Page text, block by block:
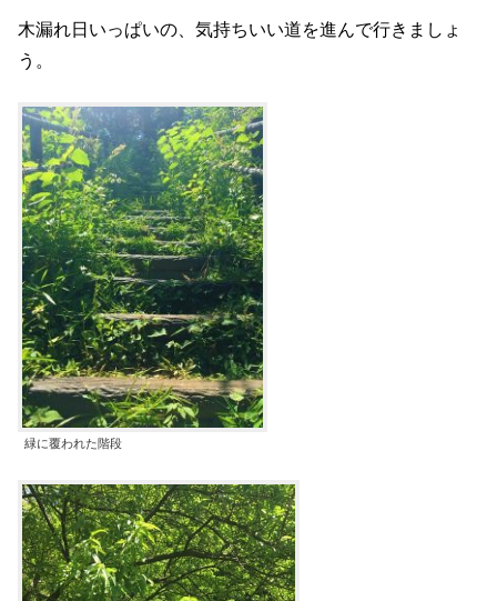
木漏れ日いっぱいの、気持ちいい道を進んで行きましょ
う。
緑に覆われた階段